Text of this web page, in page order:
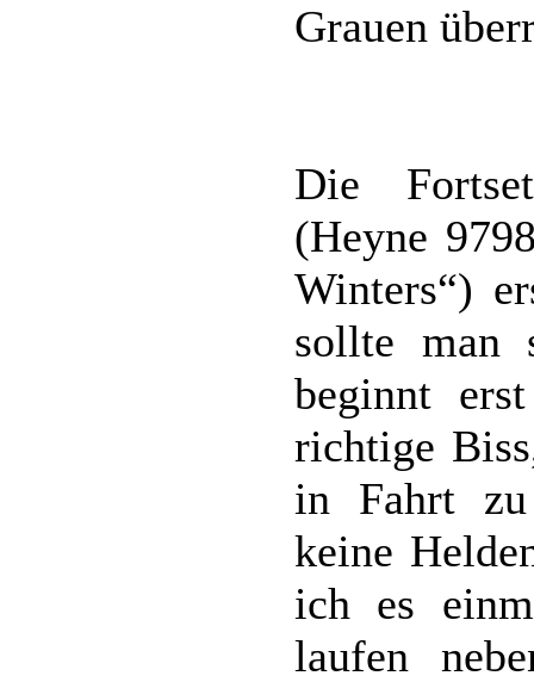
Grauen
Die
(Heyne
Winters“)
sollte man
beginnt
richtige
in Fahrt
keine
ich es
laufen